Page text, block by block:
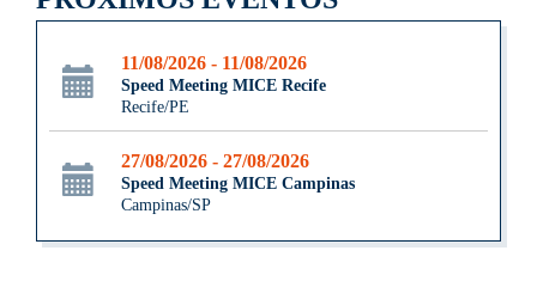
11/08/2026 - 11/08/2026
Speed Meeting MICE Recife
Recife/PE
27/08/2026 - 27/08/2026
Speed Meeting MICE Campinas
Campinas/SP